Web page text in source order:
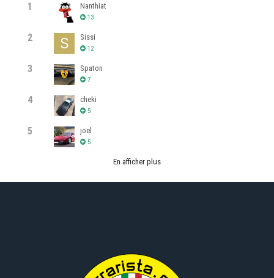
1 Nanthiat
13
2 Sissi
12
3 Spaton
7
4 cheki
5
5 joel
5
En afficher plus